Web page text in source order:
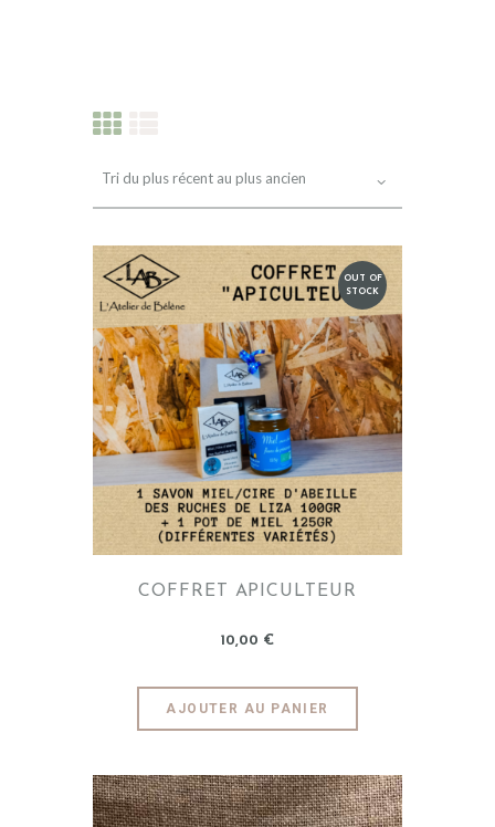
INFOS
OUT OF
STOCK
COFFRET APICULTEUR
10,00 €
AJOUTER AU PANIER